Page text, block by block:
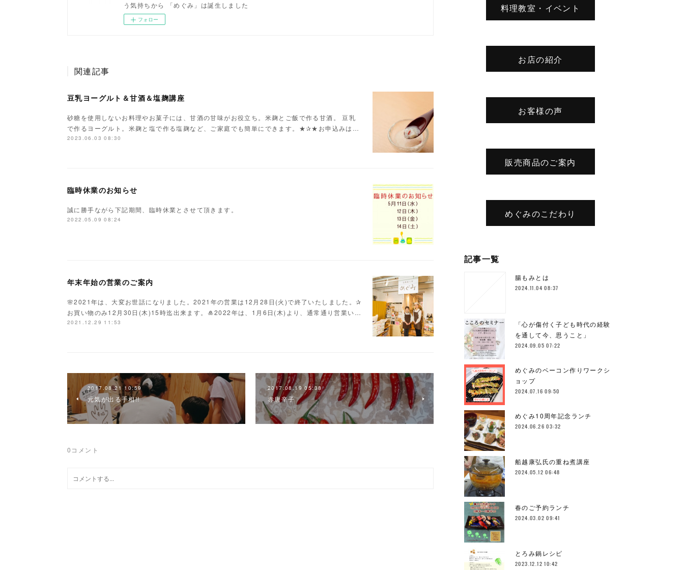
う気持ちから 「めぐみ」は誕生しました
フォロー
関連記事
豆乳ヨーグルト＆甘酒＆塩麹講座
砂糖を使用しないお料理やお菓子には、甘酒の甘味がお役立ち。米麹とご飯で作る甘酒。 豆乳
で作るヨーグルト。米麹と塩で作る塩麹など、ご家庭でも簡単にできます。★✰★お申込みは…
2023.06.03 08:30
臨時休業のお知らせ
誠に勝手ながら下記期間、臨時休業とさせて頂きます。
2022.05.09 08:24
年末年始の営業のご案内
🌸2021年は、大変お世話になりました。2021年の営業は12月28日(火)で終了いたしました。✰
お買い物のみ12月30日(木)15時迄出来ます。🎍2022年は、1月6日(木)より、通常通り営業い…
2021.12.29 11:53
2017.08.21 10:59
元気が出る手相!!
2017.08.19 05:38
赤唐辛子
0 コメント
料理教室・イベント
お店の紹介
お客様の声
販売商品のご案内
めぐみのこだわり
記事一覧
腸もみとは
2024.11.04 08:37
「心が傷付く子ども時代の経験
を通して今、思うこと」
2024.09.05 07:22
めぐみのベーコン作りワークシ
ョップ
2024.07.16 09:50
めぐみ10周年記念ランチ
2024.06.26 03:32
船越康弘氏の重ね煮講座
2024.05.12 06:48
春のご予約ランチ
2024.03.02 09:41
とろみ鍋レシピ
2023.12.12 10:42